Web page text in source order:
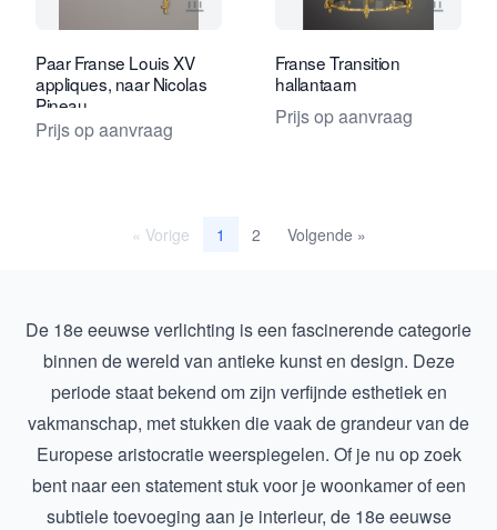
Bekijk verkoperspagina van
Paar Franse Louis XV
appliques, naar Nicolas
Pineau
Prijs op aanvraag
Bekijk
Franse Transition
hallantaarn
Prijs op aanvraag
« Vorige 1 2 Volgende »
De 18e eeuwse verlichting is een fascinerende categorie
binnen de wereld van antieke kunst en design. Deze
periode staat bekend om zijn verfijnde esthetiek en
vakmanschap, met stukken die vaak de grandeur van de
Europese aristocratie weerspiegelen. Of je nu op zoek
bent naar een statement stuk voor je woonkamer of een
subtiele toevoeging aan je interieur, de 18e eeuwse